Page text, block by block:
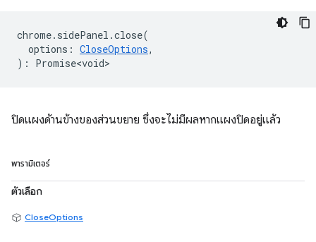
chrome. sidePanel .close(
options : CloseOptions,
) : Promise<void>
ปิดแผงด้านข้างของส่วนขยาย ซึ่งจะไม่มีผลหากแผงปิดอยู่แล้ว
พารามิเตอร์
ตัวเลือก
CloseOptions